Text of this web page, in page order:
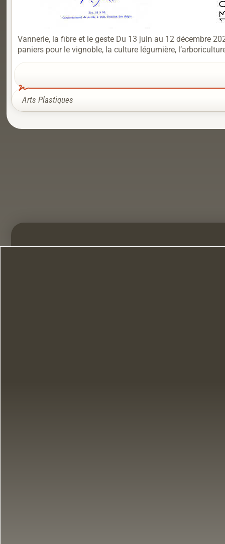
Vannerie, la fibre et le geste Du 13 juin au 12 décembre
paniers pour le vignoble, la culture légumière,
Arts Plastiques